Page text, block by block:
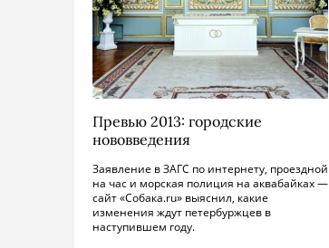
Превью 2013: городские
нововведения
Заявление в ЗАГС по интернету, проездной
на час и морская полиция на аквабайках —
сайт «Собака.ru» выяснил, какие
изменения ждут петербуржцев в
наступившем году.